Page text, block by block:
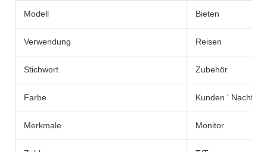
Modell Bieten
Verwendung Reisen
Stichwort Zubehör
Farbe Kunden '
Merkmale Monitor